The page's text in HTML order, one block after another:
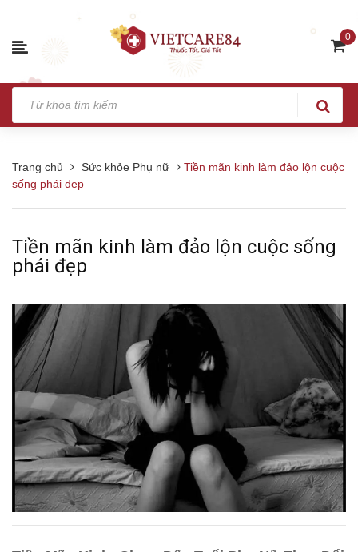
0
Trang chủ Sức khỏe Phụ nữ
Tiền mãn kinh làm đảo lộn cuộc
sống phái đẹp
Tiền mãn kinh làm đảo lộn cuộc sống
phái đẹp